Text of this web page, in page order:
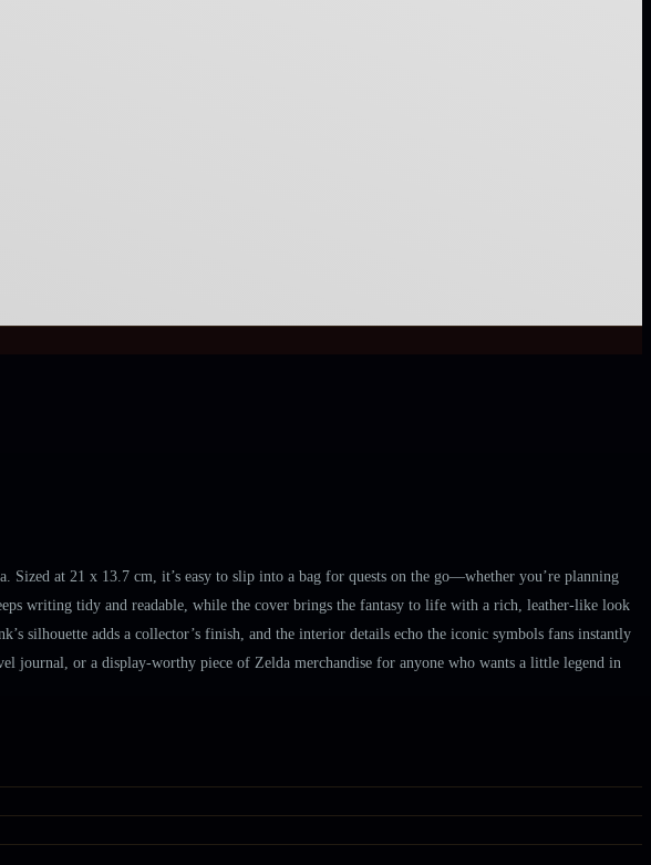
at 21 x 13.7 cm, it’s easy to slip into a bag for quests on the go—whether you’re planning
writing tidy and readable, while the cover brings the fantasy to life with a rich, leather-like look
silhouette adds a collector’s finish, and the interior details echo the iconic symbols fans instantly
or a display-worthy piece of Zelda merchandise for anyone who wants a little legend in